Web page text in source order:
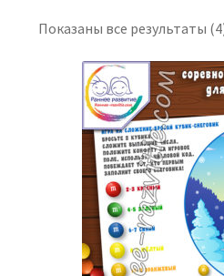
Показаны все результаты